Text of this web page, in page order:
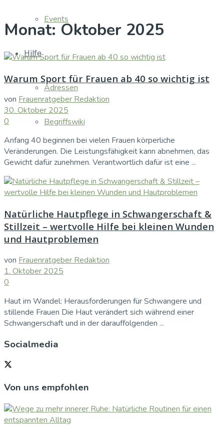
Events
Hilfe
Adressen
Begriffswiki
Monat:Oktober 2025
Warum Sport für Frauen ab 40 so wichtig ist
von Frauenratgeber Redaktion
30. Oktober 2025
0
Anfang 40 beginnen bei vielen Frauen körperliche
Veränderungen. Die Leistungsfähigkeit kann abnehmen, das
Gewicht dafür zunehmen. Verantwortlich dafür ist eine ...
Natürliche Hautpflege in Schwangerschaft &
Stillzeit – wertvolle Hilfe bei kleinen Wunden
und Hautproblemen
von Frauenratgeber Redaktion
1. Oktober 2025
0
Haut im Wandel: Herausforderungen für Schwangere und
stillende Frauen Die Haut verändert sich während einer
Schwangerschaft und in der darauffolgenden ...
Socialmedia
Von uns empfohlen